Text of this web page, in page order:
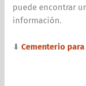
puede encontrar
información.
⬇Cementerio